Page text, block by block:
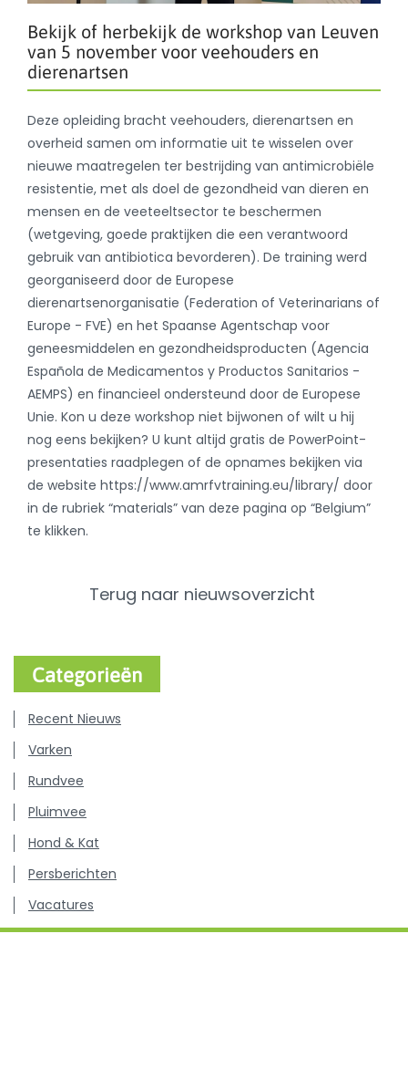
Bekijk of herbekijk de workshop van Leuven
van 5 november voor veehouders en
dierenartsen
Deze opleiding bracht veehouders, dierenartsen en
overheid samen om informatie uit te wisselen over
nieuwe maatregelen ter bestrijding van antimicrobiële
resistentie, met als doel de gezondheid van dieren en
mensen en de veeteeltsector te beschermen
(wetgeving, goede praktijken die een verantwoord
gebruik van antibiotica bevorderen). De training werd
georganiseerd door de Europese
dierenartsenorganisatie (Federation of Veterinarians of
Europe - FVE) en het Spaanse Agentschap voor
geneesmiddelen en gezondheidsproducten (Agencia
Española de Medicamentos y Productos Sanitarios -
AEMPS) en financieel ondersteund door de Europese
Unie. Kon u deze workshop niet bijwonen of wilt u hij
nog eens bekijken? U kunt altijd gratis de PowerPoint-
presentaties raadplegen of de opnames bekijken via
de website https://www.amrfvtraining.eu/library/ door
in de rubriek “materials” van deze pagina op “Belgium”
te klikken.
Terug naar nieuwsoverzicht
Categorieën
Recent Nieuws
Varken
Rundvee
Pluimvee
Hond & Kat
Persberichten
Vacatures